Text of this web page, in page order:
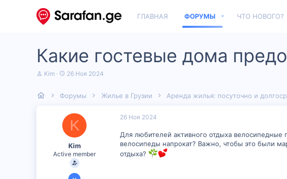
ГЛАВНАЯ ФОРУМЫ ЧТО НОВОГО?
Какие гостевые дома
А
о
Kim
Д
а
а
л
а
26 Ноя 2024
Форумы Жилье в Грузии Аренда жилья: посуточно и
K
Kim
Active member
15 Ноя 2024
26 Ноя 2024
Для любителей активного отдыха
велосипеды напрокат? Важно, чтобы это были
отдыха?